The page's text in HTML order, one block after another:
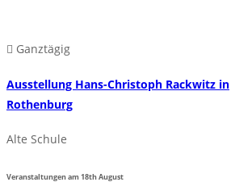
Ganztägig
Ausstellung Hans-Christoph Rackwitz in
Rothenburg
Alte Schule
Veranstaltungen am18thAugust